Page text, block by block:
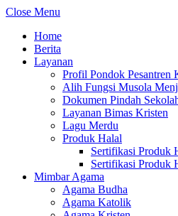
Close Menu
Home
Berita
Layanan
Profil Pondok Pesantren
Alih Fungsi Musola
Dokumen Pindah
Layanan Bimas Kristen
Lagu Merdu
Produk Halal
Sertifikasi Produk
Sertifikasi Produk
Mimbar Agama
Agama Budha
Agama Katolik